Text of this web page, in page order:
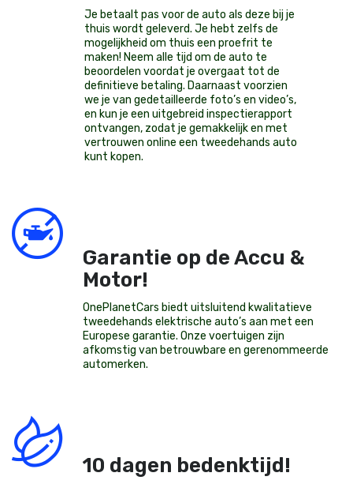
Je betaalt pas voor de auto als deze bij je
thuis wordt geleverd. Je hebt zelfs de
mogelijkheid om thuis een proefrit te
maken! Neem alle tijd om de auto te
beoordelen voordat je overgaat tot de
definitieve betaling. Daarnaast voorzien
we je van gedetailleerde foto’s en video’s,
en kun je een uitgebreid inspectierapport
ontvangen, zodat je gemakkelijk en met
vertrouwen online een tweedehands auto
kunt kopen.
Garantie op de Accu &
Motor!
OnePlanetCars biedt uitsluitend kwalitatieve
tweedehands elektrische auto’s aan met een
Europese garantie. Onze voertuigen zijn
afkomstig van betrouwbare en gerenommeerde
automerken.
10 dagen bedenktijd!